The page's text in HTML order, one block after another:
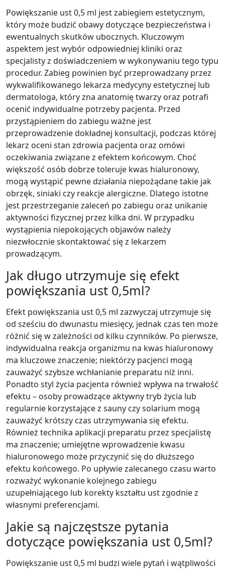
Powiększanie ust 0,5 ml jest zabiegiem estetycznym,
który może budzić obawy dotyczące bezpieczeństwa i
ewentualnych skutków ubocznych. Kluczowym
aspektem jest wybór odpowiedniej kliniki oraz
specjalisty z doświadczeniem w wykonywaniu tego typu
procedur. Zabieg powinien być przeprowadzany przez
wykwalifikowanego lekarza medycyny estetycznej lub
dermatologa, który zna anatomię twarzy oraz potrafi
ocenić indywidualne potrzeby pacjenta. Przed
przystąpieniem do zabiegu ważne jest
przeprowadzenie dokładnej konsultacji, podczas której
lekarz oceni stan zdrowia pacjenta oraz omówi
oczekiwania związane z efektem końcowym. Choć
większość osób dobrze toleruje kwas hialuronowy,
mogą wystąpić pewne działania niepożądane takie jak
obrzęk, siniaki czy reakcje alergiczne. Dlatego istotne
jest przestrzeganie zaleceń po zabiegu oraz unikanie
aktywności fizycznej przez kilka dni. W przypadku
wystąpienia niepokojących objawów należy
niezwłocznie skontaktować się z lekarzem
prowadzącym.
Jak długo utrzymuje się efekt
powiększania ust 0,5ml?
Efekt powiększania ust 0,5 ml zazwyczaj utrzymuje się
od sześciu do dwunastu miesięcy, jednak czas ten może
różnić się w zależności od kilku czynników. Po pierwsze,
indywidualna reakcja organizmu na kwas hialuronowy
ma kluczowe znaczenie; niektórzy pacjenci mogą
zauważyć szybsze wchłanianie preparatu niż inni.
Ponadto styl życia pacjenta również wpływa na trwałość
efektu – osoby prowadzące aktywny tryb życia lub
regularnie korzystające z sauny czy solarium mogą
zauważyć krótszy czas utrzymywania się efektu.
Również technika aplikacji preparatu przez specjalistę
ma znaczenie; umiejętne wprowadzenie kwasu
hialuronowego może przyczynić się do dłuższego
efektu końcowego. Po upływie zalecanego czasu warto
rozważyć wykonanie kolejnego zabiegu
uzupełniającego lub korekty kształtu ust zgodnie z
własnymi preferencjami.
Jakie są najczęstsze pytania
dotyczące powiększania ust 0,5ml?
Powiększanie ust 0,5 ml budzi wiele pytań i wątpliwości